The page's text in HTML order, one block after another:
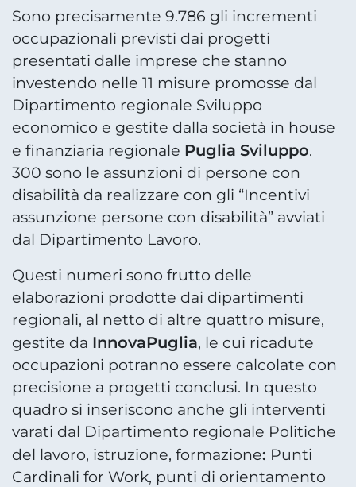
Sono precisamente 9.786 gli incrementi
occupazionali previsti dai progetti
presentati dalle imprese che stanno
investendo nelle 11 misure promosse dal
Dipartimento regionale Sviluppo
economico e gestite dalla società in house
e finanziaria regionale Puglia Sviluppo.
300 sono le assunzioni di persone con
disabilità da realizzare con gli “Incentivi
assunzione persone con disabilità” avviati
dal Dipartimento Lavoro.
Questi numeri sono frutto delle
elaborazioni prodotte dai dipartimenti
regionali, al netto di altre quattro misure,
gestite da InnovaPuglia, le cui ricadute
occupazioni potranno essere calcolate con
precisione a progetti conclusi. In questo
quadro si inseriscono anche gli interventi
varati dal Dipartimento regionale Politiche
del lavoro, istruzione, formazione: Punti
Cardinali for Work, punti di orientamento